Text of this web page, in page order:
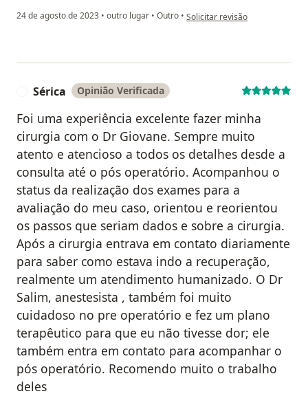
24 de agosto de 2023 • outro lugar • Outro • na opinião do utilizador Adilane
Solicitar revisão
Sérica Opinião Verificada
Foi uma experiência excelente fazer minha
cirurgia com o Dr Giovane. Sempre muito
atento e atencioso a todos os detalhes desde a
consulta até o pós operatório. Acompanhou o
status da realização dos exames para a
avaliação do meu caso, orientou e reorientou
os passos que seriam dados e sobre a cirurgia.
Após a cirurgia entrava em contato diariamente
para saber como estava indo a recuperação,
realmente um atendimento humanizado. O Dr
Salim, anestesista , também foi muito
cuidadoso no pre operatório e fez um plano
terapêutico para que eu não tivesse dor; ele
também entra em contato para acompanhar o
pós operatório. Recomendo muito o trabalho
deles